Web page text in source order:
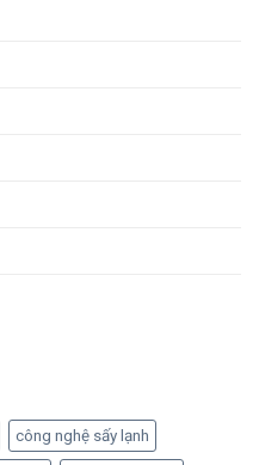
công nghệ sấy lạnh